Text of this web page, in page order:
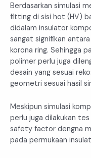
Berdasarkan simulasi
fitting di sisi hot (HV)
didalam insulator
sangat signifikan
korona ring. Sehingga
polimer perlu juga
desain yang sesuai
geometri sesuai hasil
Meskipun simulasi
perlu juga dilakukan
safety factor dengna
pada permukaan